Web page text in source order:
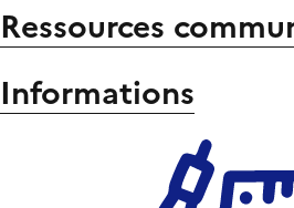
Ressources
Informations